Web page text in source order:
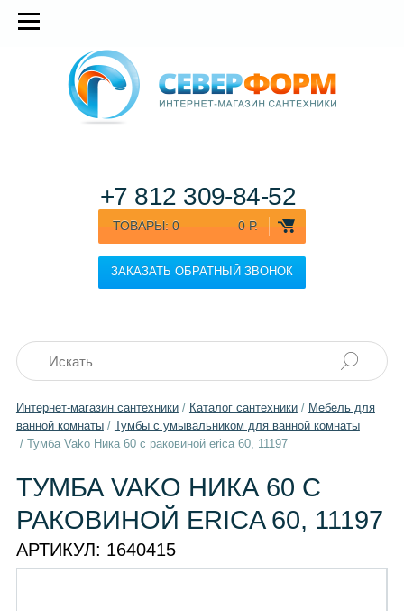
ТОВАРЫ: 0 0 Р.
ЗАКАЗАТЬ ОБРАТНЫЙ ЗВОНОК
+7 812 309-84-52
Интернет-магазин сантехники/ Каталог сантехники/ Мебель для
ванной комнаты/ Тумбы с умывальником для ванной комнаты
/ Тумба Vako Ника 60 с раковиной erica 60, 11197
ТУМБА VAKO НИКА 60 С
РАКОВИНОЙ ERICA 60, 11197
АРТИКУЛ: 1640415